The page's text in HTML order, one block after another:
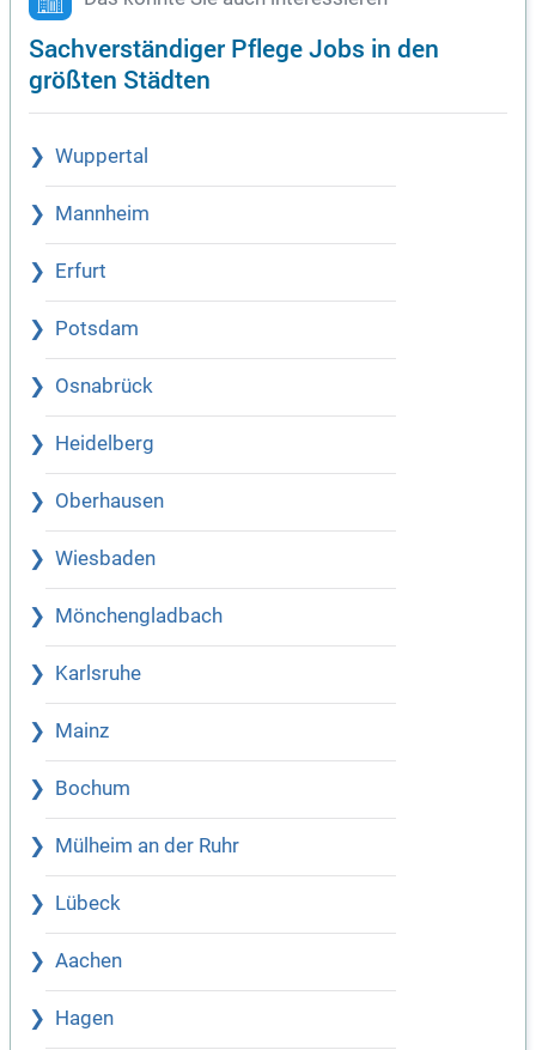
Sachverständiger Pflege Jobs in den
größten Städten
Wuppertal
Mannheim
Erfurt
Potsdam
Osnabrück
Heidelberg
Oberhausen
Wiesbaden
Mönchengladbach
Karlsruhe
Mainz
Bochum
Mülheim an der Ruhr
Lübeck
Aachen
Hagen